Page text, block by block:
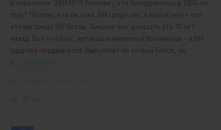
в переписке. ЗАЧЕМ?!!! Тьюрингу это понадобилось в 1950-ом
году? Потому, что он знал. ИИ среди нас. А вероятнее – что
это мы среди ИИ ботов. Тьюринг мог доказать это 70 лет
назад. Вот и сейчас, читаешь комменты и понимаешь – а ИИ
здорово продвинулся. Выпускает не только ботов, но
и
Read more »
47